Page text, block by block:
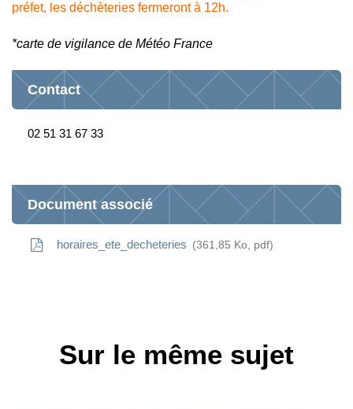
préfet, les déchèteries fermeront à 12h.
*carte de vigilance de Météo France
Contact
02 51 31 67 33
Document associé
horaires_ete_decheteries 361,85 Ko, pdf
Sur le même sujet